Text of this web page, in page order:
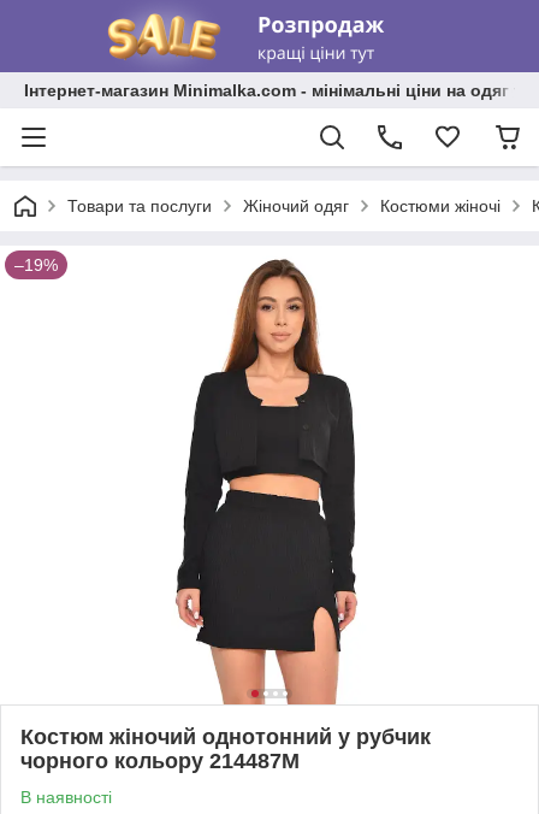
Інтернет-магазин Minimalka.com - мінімальні ціни на одяг
Товари та послуги Жіночий одяг Костюми жіночі
–19%
Костюм жіночий однотонний у рубчик
чорного кольору 214487M
В наявності